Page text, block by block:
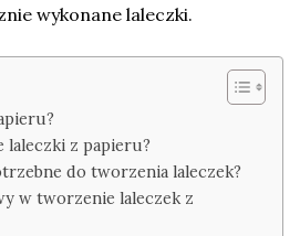
wykonane laleczki.
laleczki z papieru?
do tworzenia laleczek?
w tworzenie laleczek z